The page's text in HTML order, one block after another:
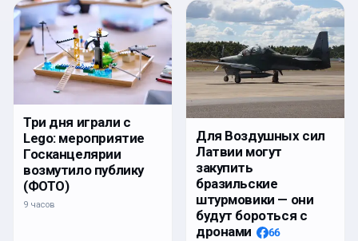
Три дня играли с
Lego: мероприятие
Госканцелярии
возмутило публику
(ФОТО)
9 часов
Для Воздушных сил
Латвии могут
закупить
бразильские
штурмовики — они
будут бороться с
дронами
66